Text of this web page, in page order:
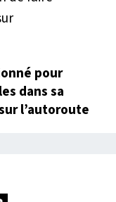
pour
dans sa
l’autoroute